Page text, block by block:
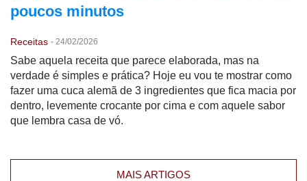
poucos minutos
Receitas - 24/02/2026
Sabe aquela receita que parece elaborada, mas na
verdade é simples e prática? Hoje eu vou te mostrar como
fazer uma cuca alemã de 3 ingredientes que fica macia por
dentro, levemente crocante por cima e com aquele sabor
que lembra casa de vó.
MAIS ARTIGOS